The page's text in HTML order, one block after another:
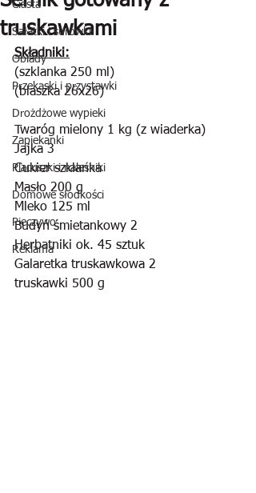
Ciasta
Sałatki i surówki
Obiady
Przekąski i przystawki
Drożdżowe wypieki
Zapiekanki
Placuszki i naleśniki
Domowe słodkości
Pieczywo
Reklama
truskawkami
Składniki:
(szklanka 250 ml)
(blaszka 26x26)
Twaróg mielony 1 kg (z wiaderka)
Jajka 3
Cukier szklanka
Masło 200 g
Mleko 125 ml
Budyń śmietankowy 2
Herbatniki ok. 45 sztuk
Galaretka truskawkowa 2
truskawki 500 g